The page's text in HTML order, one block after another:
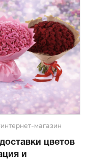
магазин
цветов
и